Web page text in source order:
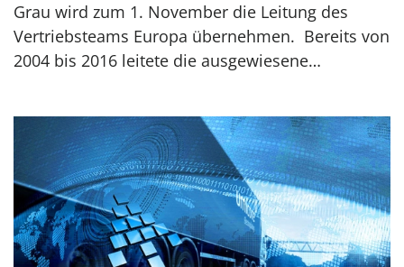
Grau wird zum 1. November die Leitung des
Vertriebsteams Europa übernehmen. Bereits von
2004 bis 2016 leitete die ausgewiesene…